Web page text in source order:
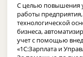
С целью повышения
работы
технологической
бизнеса,
учет с помощью
«1С:Зарплата и